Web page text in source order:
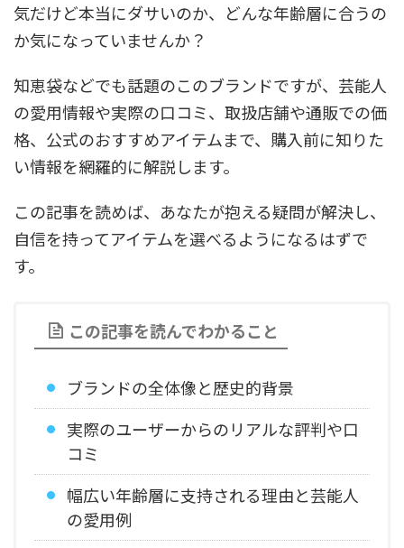
気だけど本当にダサいのか、どんな年齢層に合うの
か気になっていませんか？
知恵袋などでも話題のこのブランドですが、芸能人
の愛用情報や実際の口コミ、取扱店舗や通販での価
格、公式のおすすめアイテムまで、購入前に知りた
い情報を網羅的に解説します。
この記事を読めば、あなたが抱える疑問が解決し、
自信を持ってアイテムを選べるようになるはずで
す。
この記事を読んでわかること
ブランドの全体像と歴史的背景
実際のユーザーからのリアルな評判や口
コミ
幅広い年齢層に支持される理由と芸能人
の愛用例